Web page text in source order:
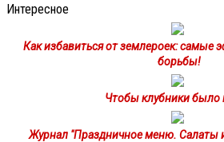
Интересное
Как избавиться от землероек: самые
борьбы!
Чтобы клубники было
Журнал "Праздничное меню. Салаты